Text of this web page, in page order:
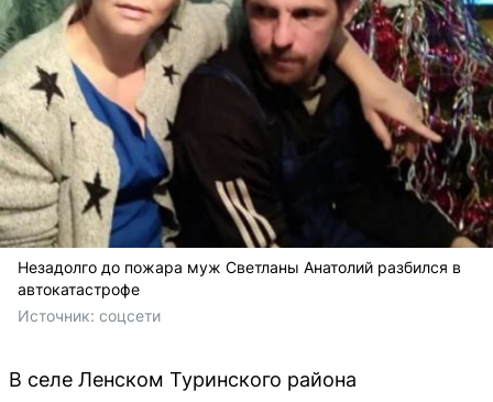
Незадолго до пожара муж Светланы Анатолий разбился в
автокатастрофе
Источник: соцсети
В селе Ленском Туринского района